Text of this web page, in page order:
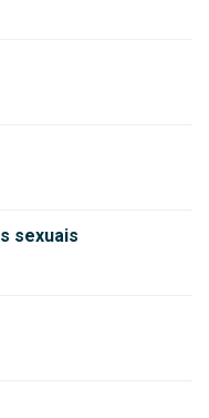
sexuais